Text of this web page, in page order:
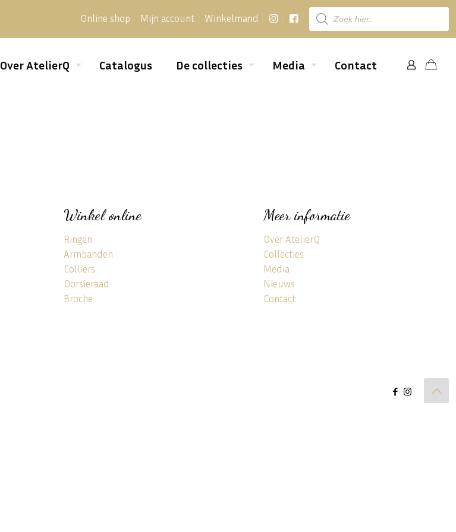
Online shop Mijn account Winkelmand
Producten
zoeken
Over AtelierQ Catalogus De collecties Media Contact
Winkel online
Ringen
Armbanden
Colliers
Oorsieraad
Broche
Meer informatie
Over AtelierQ
Collecties
Media
Nieuws
Contact